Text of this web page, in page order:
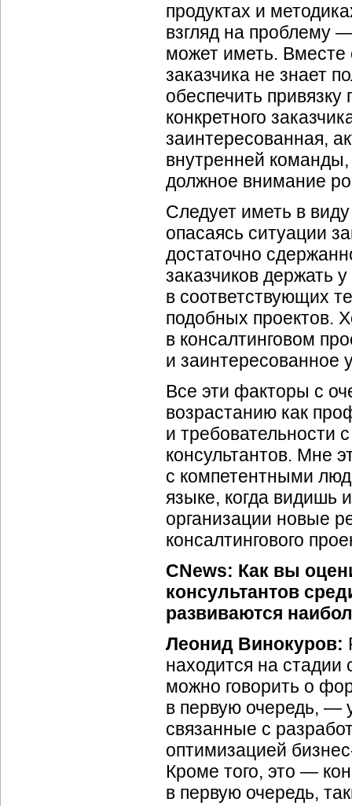
продуктах и
взгляд на проблему
может иметь. Вместе
заказчика не знает
обеспечить
конкретного
заинтересованная,
внутренней
должное внимание
Следует иметь в
опасаясь ситуации
достаточно
заказчиков держать
в соответствующих
подобных проектов.
в консалтинговом
и заинтересованное
Все эти факторы с
возрастанию как
и требовательности
консультантов. Мне
с компетентными
языке, когда видишь
организации новые
консалтингового
CNews: Как вы
консультантов
развиваются
Леонид Винокуров:
находится на стадии
можно говорить о
в первую очередь, —
связанные с
оптимизацией
Кроме того, это —
в первую очередь,